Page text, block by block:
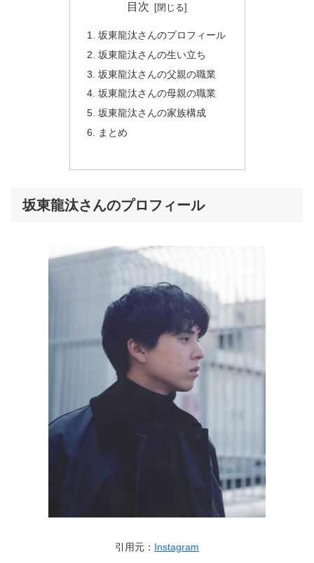
目次
坂東龍汰さんのプロフィール
坂東龍汰さんの生い立ち
坂東龍汰さんの父親の職業
坂東龍汰さんの母親の職業
坂東龍汰さんの家族構成
まとめ
坂東龍汰さんのプロフィール
引用元： Instagram